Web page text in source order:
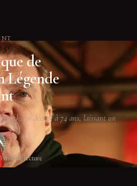
de
Légende
rock, est décédé à 74 ans, laissant un
min de lecture